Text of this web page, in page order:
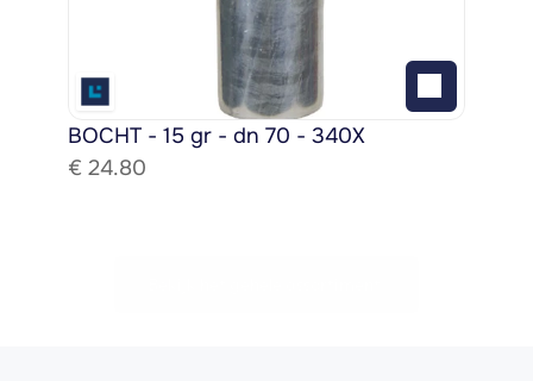
BOCHT - 15 gr - dn 70 - 340X
€ 24.80